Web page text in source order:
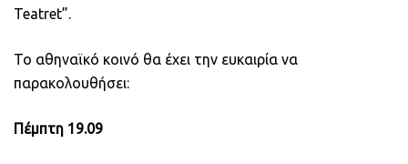
Teatret”.
Το αθηναϊκό κοινό θα έχει την ευκαιρία να
παρακολουθήσει:
Πέμπτη 19.09